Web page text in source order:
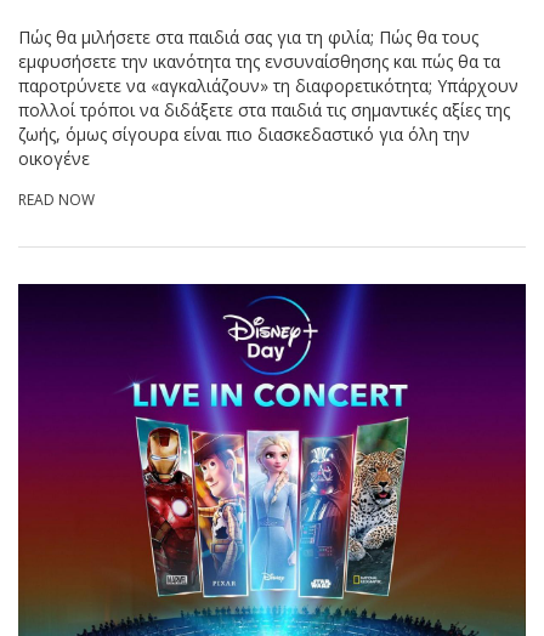
Πώς θα μιλήσετε στα παιδιά σας για τη φιλία; Πώς θα τους
εμφυσήσετε την ικανότητα της ενσυναίσθησης και πώς θα τα
παροτρύνετε να «αγκαλιάζουν» τη διαφορετικότητα; Υπάρχουν
πολλοί τρόποι να διδάξετε στα παιδιά τις σημαντικές αξίες της
ζωής, όμως σίγουρα είναι πιο διασκεδαστικό για όλη την
οικογένε
READ NOW